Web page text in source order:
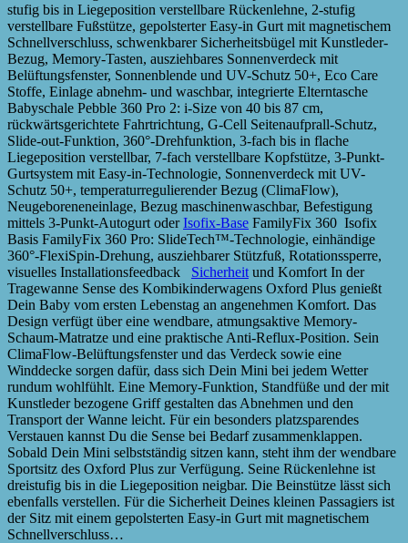
stufig bis in Liegeposition verstellbare Rückenlehne, 2-stufig
verstellbare Fußstütze, gepolsterter Easy-in Gurt mit magnetischem
Schnellverschluss, schwenkbarer Sicherheitsbügel mit Kunstleder-
Bezug, Memory-Tasten, ausziehbares Sonnenverdeck mit
Belüftungsfenster, Sonnenblende und UV-Schutz 50+, Eco Care
Stoffe, Einlage abnehm- und waschbar, integrierte Elterntasche
Babyschale Pebble 360 Pro 2: i-Size von 40 bis 87 cm,
rückwärtsgerichtete Fahrtrichtung, G-Cell Seitenaufprall-Schutz,
Slide-out-Funktion, 360°-Drehfunktion, 3-fach bis in flache
Liegeposition verstellbar, 7-fach verstellbare Kopfstütze, 3-Punkt-
Gurtsystem mit Easy-in-Technologie, Sonnenverdeck mit UV-
Schutz 50+, temperaturregulierender Bezug (ClimaFlow),
Neugeboreneneinlage, Bezug maschinenwaschbar, Befestigung
mittels 3-Punkt-Autogurt oderIsofix-Base FamilyFix 360 Isofix
Basis FamilyFix 360 Pro: SlideTech™-Technologie, einhändige
360°-FlexiSpin-Drehung, ausziehbarer Stützfuß, Rotationssperre,
visuelles Installationsfeedback Sicherheit und Komfort In der
Tragewanne Sense des Kombikinderwagens Oxford Plus genießt
Dein Baby vom ersten Lebenstag an angenehmen Komfort. Das
Design verfügt über eine wendbare, atmungsaktive Memory-
Schaum-Matratze und eine praktische Anti-Reflux-Position. Sein
ClimaFlow-Belüftungsfenster und das Verdeck sowie eine
Winddecke sorgen dafür, dass sich Dein Mini bei jedem Wetter
rundum wohlfühlt. Eine Memory-Funktion, Standfüße und der mit
Kunstleder bezogene Griff gestalten das Abnehmen und den
Transport der Wanne leicht. Für ein besonders platzsparendes
Verstauen kannst Du die Sense bei Bedarf zusammenklappen.
Sobald Dein Mini selbstständig sitzen kann, steht ihm der wendbare
Sportsitz des Oxford Plus zur Verfügung. Seine Rückenlehne ist
dreistufig bis in die Liegeposition neigbar. Die Beinstütze lässt sich
ebenfalls verstellen. Für die Sicherheit Deines kleinen Passagiers ist
der Sitz mit einem gepolsterten Easy-in Gurt mit magnetischem
Schnellverschluss…